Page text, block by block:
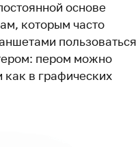
основе
которым часто
пользоваться
пером можно
как в графических